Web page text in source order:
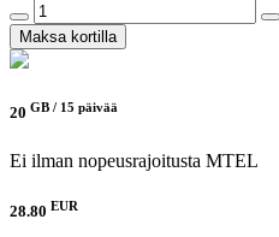
Maksa kortilla
20 GB / 15 päivää
Ei ilman nopeusrajoitusta MTEL
28.80 EUR